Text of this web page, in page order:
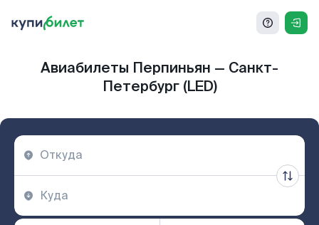
Авиабилеты Перпиньян — Санкт-
Петербург (LED)